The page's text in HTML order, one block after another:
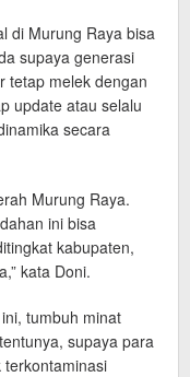
di Murung Raya bisa
supaya generasi
tetap melek dengan
update atau selalu
secara
Murung Raya.
ini bisa
kabupaten,
kata Doni.
tumbuh minat
supaya para